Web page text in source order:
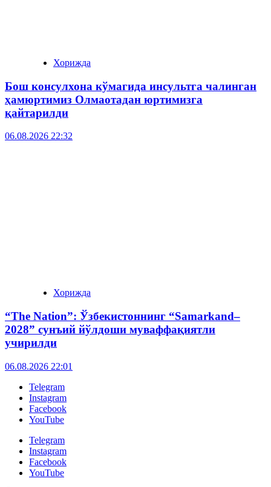
Хорижда
Бош консулхона кўмагида инсультга чалинган
ҳамюртимиз Олмаотадан юртимизга
қайтарилди
06.08.2026 22:32
Хорижда
“The Nation”: Ўзбекистоннинг “Samarkand–
2028” сунъий йўлдоши муваффақиятли
учирилди
06.08.2026 22:01
Telegram
Instagram
Facebook
YouTube
Telegram
Instagram
Facebook
YouTube